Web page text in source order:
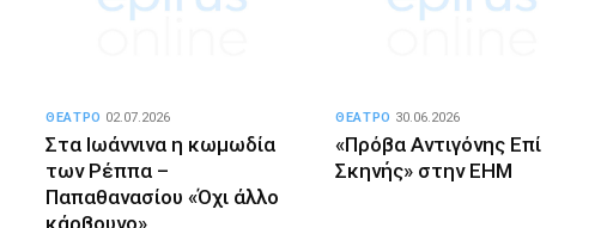
Στα Ιωάννινα η κωμωδία
των Ρέππα –
Παπαθανασίου «Όχι άλλο
ΘΕΑΤΡΟ 02.07.2026
«Πρόβα Αντιγόνης Επί
Σκηνής» στην ΕΗΜ
ΘΕΑΤΡΟ 30.06.2026